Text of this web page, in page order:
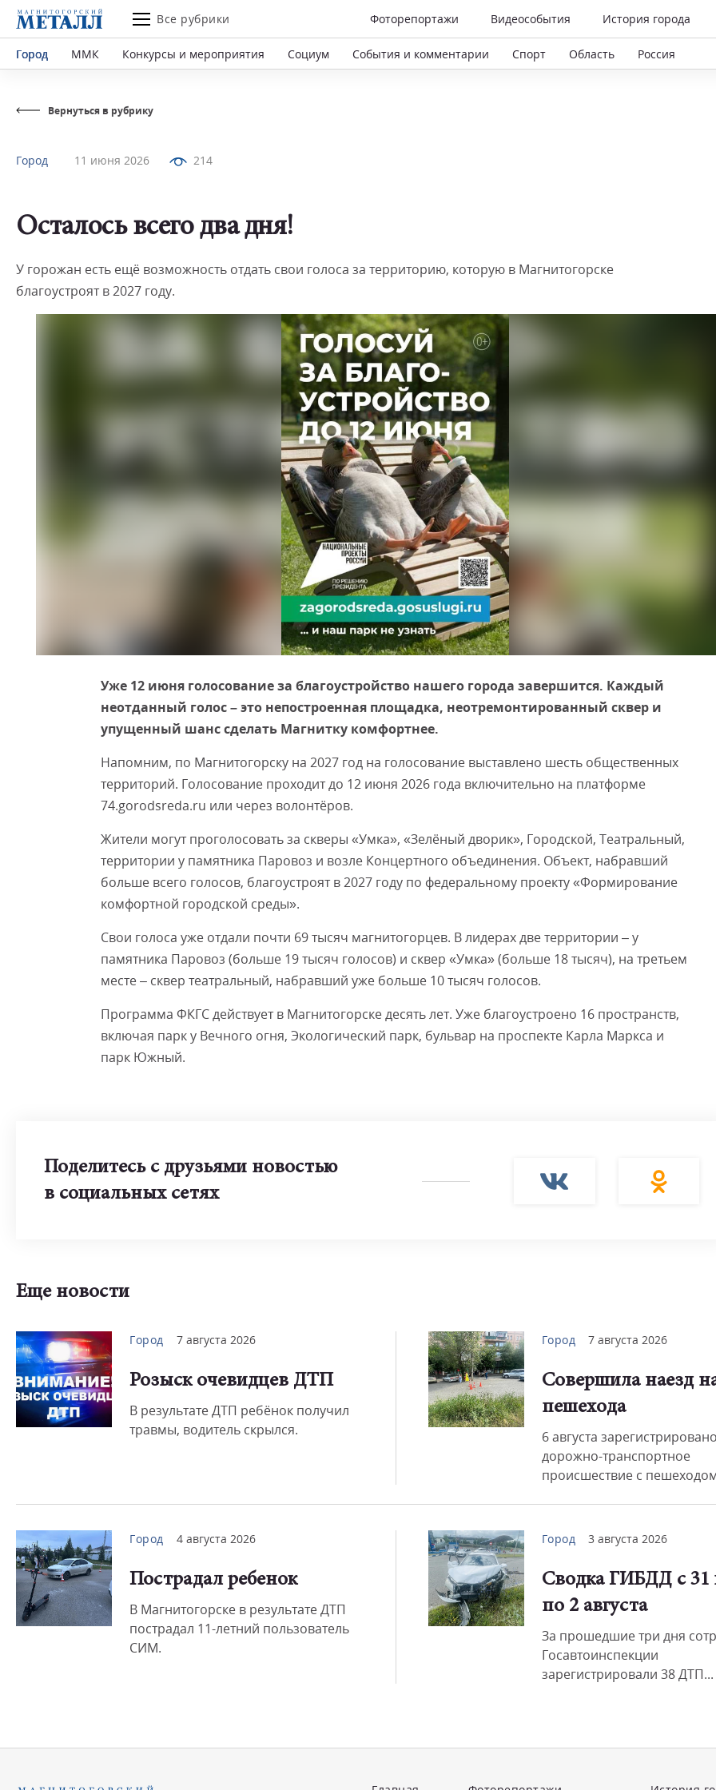
Все рубрики Фоторепортажи Видеособытия История города
Город ММК Конкурсы и мероприятия Социум События и комментарии Спорт Область Россия
Вернуться в рубрику
Город 11 июня 2026 214
Осталось всего два дня!
У горожан есть ещё возможность отдать свои голоса за территорию, которую в Магнитогорске
благоустроят в 2027 году.
Уже 12 июня голосование за благоустройство нашего города завершится. Каждый
неотданный голос – это непостроенная площадка, неотремонтированный сквер и
упущенный шанс сделать Магнитку комфортнее.
Напомним, по Магнитогорску на 2027 год на голосование выставлено шесть общественных
территорий. Голосование проходит до 12 июня 2026 года включительно на платформе
74.gorodsreda.ru или через волонтёров.
Жители могут проголосовать за скверы «Умка», «Зелёный дворик», Городской, Театральный,
территории у памятника Паровоз и возле Концертного объединения. Объект, набравший
больше всего голосов, благоустроят в 2027 году по федеральному проекту «Формирование
комфортной городской среды».
Свои голоса уже отдали почти 69 тысяч магнитогорцев. В лидерах две территории – у
памятника Паровоз (больше 19 тысяч голосов) и сквер «Умка» (больше 18 тысяч), на третьем
месте – сквер театральный, набравший уже больше 10 тысяч голосов.
Программа ФКГС действует в Магнитогорске десять лет. Уже благоустроено 16 пространств,
включая парк у Вечного огня, Экологический парк, бульвар на проспекте Карла Маркса и
парк Южный.
Поделитесь с друзьями новостью
в социальных сетях
Еще новости
Город 7 августа 2026
Розыск очевидцев ДТП
В результате ДТП ребёнок получил
травмы, водитель скрылся.
Город 7 августа 2026
Совершила наезд
пешехода
6 августа
дорожно-транспортное
происшествие с
Город 4 августа 2026
Пострадал ребенок
В Магнитогорске в результате ДТП
пострадал 11-летний пользователь
СИМ.
Город 3 августа 2026
Сводка ГИБДД с 31
по 2 августа
За прошедшие три дня
Госавтоинспекции
зарегистрировали 38 ДТП...